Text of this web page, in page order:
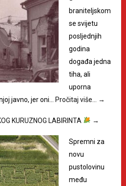
braniteljskom
se svijetu
posljednjih
godina
događa jedna
tiha, ali
uporna
javno, jer oni…
Pročitaj više… →
KURUZNOG LABIRINTA →
Spremni za
novu
pustolovinu
među